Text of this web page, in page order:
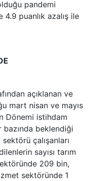
pandemi
puanlık azalış ile
açıklanan ve
mart nisan ve mayıs
Dönemi istihdam
bazında beklendiği
çalışanları
sayısı tarım
209 bin,
sektöründe 1